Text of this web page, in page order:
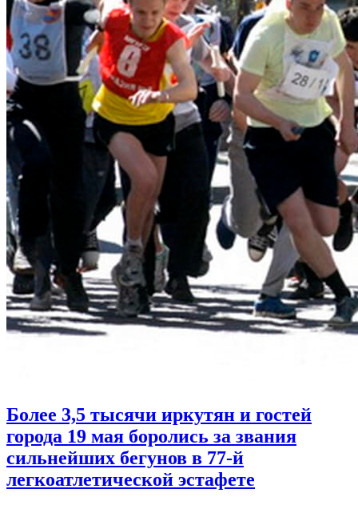
Более 3,5 тысячи иркутян и гостей
города 19 мая боролись за звания
сильнейших бегунов в 77-й
легкоатлетической эстафете